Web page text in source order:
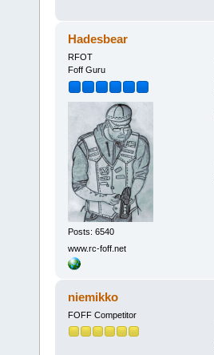
Hadesbear
RFOT
Foff Guru
Posts: 6540
www.rc-foff.net
niemikko
FOFF Competitor